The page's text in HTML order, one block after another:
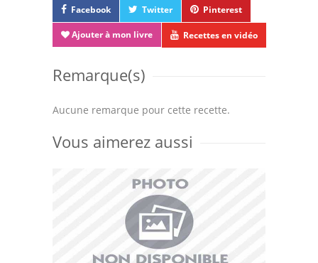
Facebook Twitter Pinterest
Ajouter à mon livre Recettes en vidéo
Remarque(s)
Aucune remarque pour cette recette.
Vous aimerez aussi